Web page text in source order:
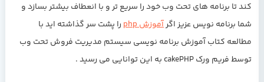
کند تا برنامه های تحت وب خود را سریع تر و با انعطاف بیشتر بسازد و
شما برنامه نویس عزیز اگرآموزش php
را پشت سر گذاشته اید با
مطالعه کتاب آموزش برنامه نویسی سیستم مدیریت فروش تحت وب
توسط فریم ورک cakePHP
به این توانایی می رسید .